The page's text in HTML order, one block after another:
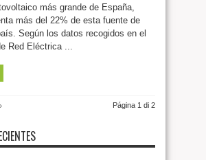
más grande de España,
más del 22% de esta fuente de
Según los datos recogidos en el
Red Eléctrica ...
Página 1 di 2